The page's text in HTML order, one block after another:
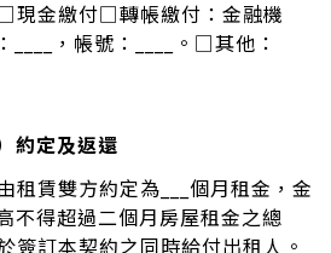
現金繳付□轉帳繳付：金融機
____，帳號：____。□其他：
約定及返還
租賃雙方約定為___個月租金，金
不得超過二個月房屋租金之總
簽訂本契約之同時給付出租人。